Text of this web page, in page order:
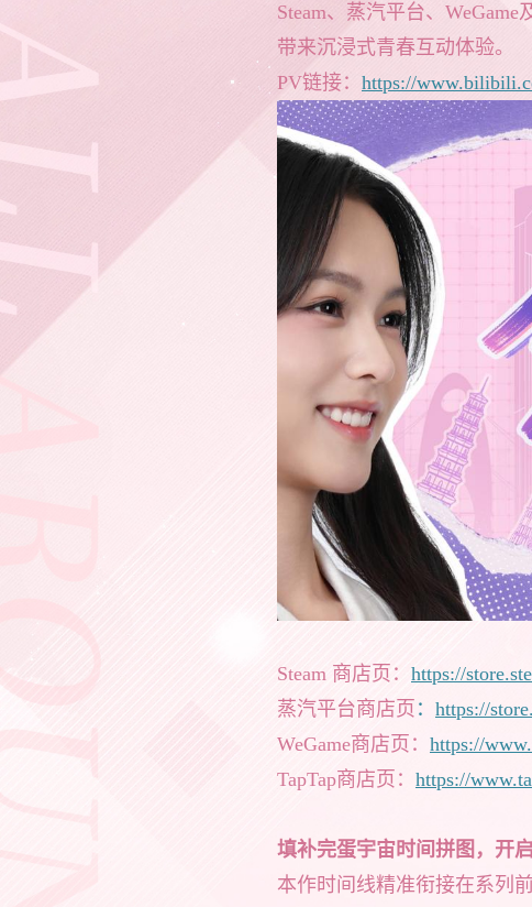
Steam、蒸汽平台、
带来沉浸式青春互动体验。
PV链接： https://
Steam 商店页： https://
蒸汽平台商店页 ： https://
WeGame商店页： https://
TapTap商店页： https://
填补完蛋宇宙时间拼图，开
本作时间线精准衔接在系列